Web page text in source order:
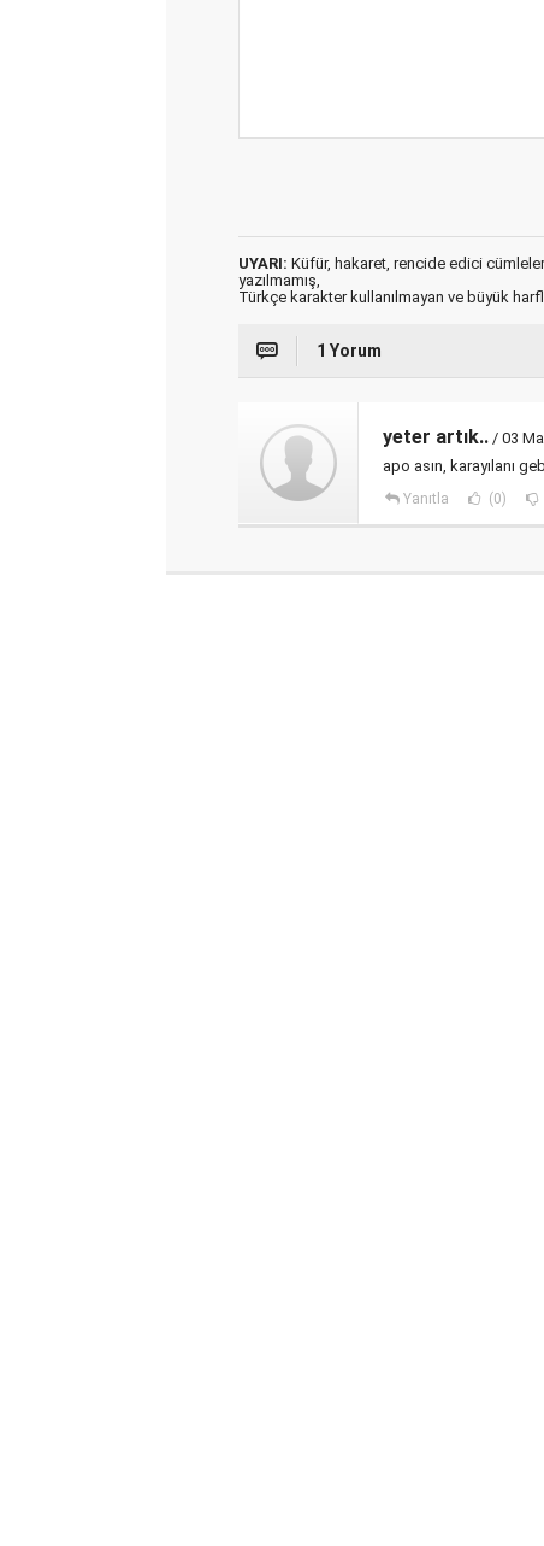
UYARI: Küfür, hakaret, rencide edici
yazılmamış,
Türkçe karakter kullanılmayan ve büyük
1 Yorum
yeter artık.. / 03
apo asın, karayılanı
Yanıtla (0)